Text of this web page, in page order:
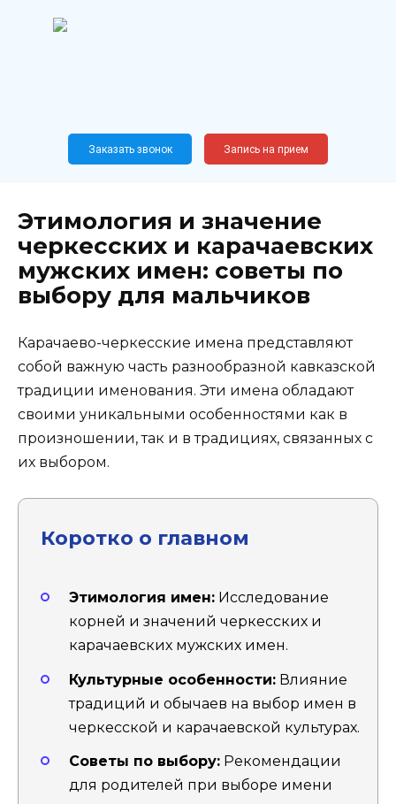
Новослободская, 62, к12
Заказать звонок Запись на прием
Этимология и значение
черкесских и карачаевских
мужских имен: советы по
выбору для мальчиков
Карачаево-черкесские имена представляют
собой важную часть разнообразной кавказской
традиции именования. Эти имена обладают
своими уникальными особенностями как в
произношении, так и в традициях, связанных с
их выбором.
Коротко о главном
Этимология имен: Исследование
корней и значений черкесских и
карачаевских мужских имен.
Культурные особенности: Влияние
традиций и обычаев на выбор имен в
черкесской и карачаевской культурах.
Советы по выбору: Рекомендации
для родителей при выборе имени